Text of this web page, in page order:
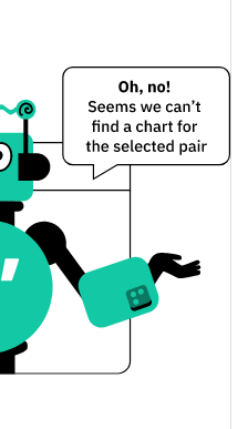
$0,000010005378 /
$0,0000098465729
6.41%
$0,0000083153678 /